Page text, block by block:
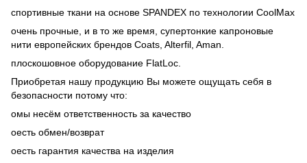
спортивные ткани на основе SPANDEX по технологии CoolMax
очень прочные, и в то же время, супертонкие капроновые
нити европейских брендов Coats, Alterfil, Aman.
плоскошовное оборудование FlatLoc.
Приобретая нашу продукцию Вы можете ощущать себя в
безопасности потому что:
oмы несём ответственность за качество
oесть обмен/возврат
oесть гарантия качества на изделия